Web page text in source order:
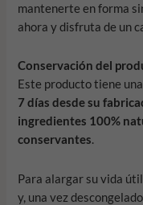
mantenerte en forma
ahora y disfruta de un
Conservación del
Este producto tiene
7 días desde su
ingredientes 100%
conservantes.
Para alargar su vida
y, una vez